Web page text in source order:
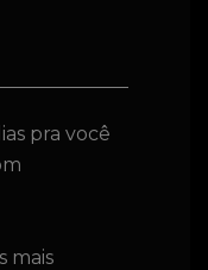
pra você
mais